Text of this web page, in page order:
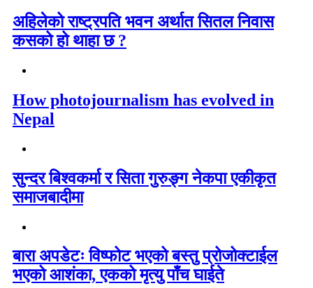
अहिलेको राष्ट्रपति भवन अर्थात सितल निवास
कसको हो थाहा छ ?
How photojournalism has evolved in
Nepal
सुन्दर बिश्वकर्मा र सिता गुरुङ्ग नेकपा एकीकृत
समाजबादीमा
बारा अपडेटः विष्फोट भएको बस्तु प्रोजोक्टाईल
भएको आशंका, एकको मृत्यु पाँच घाईते